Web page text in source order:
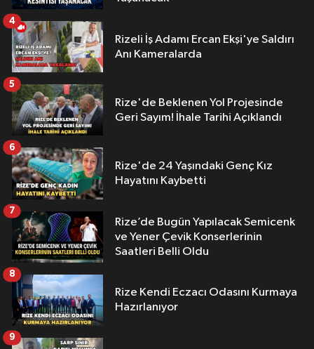
Rizeli İş Adamı Ercan Ekşi'ye Saldırı
Anı Kameralarda
4
Rize'de Beklenen Yol Projesinde
Geri Sayım! İhale Tarihi Açıklandı
5
Rize'de 24 Yaşındaki Genç Kız
Hayatını Kaybetti
6
Rize’de Bugün Yapılacak Semicenk
ve Yener Çevik Konserlerinin
Saatleri Belli Oldu
7
Rize Kendi Eczacı Odasını Kurmaya
Hazırlanıyor
8
9